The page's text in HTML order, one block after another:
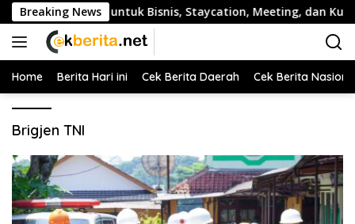
Langsung
ke
konten
Breaking News
Bisnis, Staycation, Meeting, dan Kuliner di Jakarta
Home Berita Hari ini Cek Berita Daerah Cek Berita
Brigjen TNI